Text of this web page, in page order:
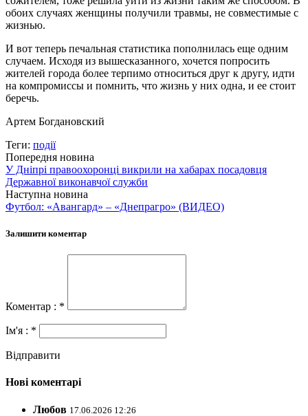
обоих случаях женщины получили травмы, не совместимые с
жизнью.
И вот теперь печальная статистика пополнилась еще одним
случаем. Исходя из вышесказанного, хочется попросить
жителей города более терпимо относиться друг к другу, идти
на компромиссы и помнить, что жизнь у них одна, и ее стоит
беречь.
Артем Богдановский
Теги: події
Попередня новина
У Дніпрі правоохоронці викрили на хабарах посадовця
Державної виконавчої служби
Наступна новина
Футбол: «Авангард» – «Днепрагро» (ВИДЕО)
Залишити коментар
Коментар : *
Ім'я : *
Відправити
Нові коментарі
Любов 17.06.2026 12:26